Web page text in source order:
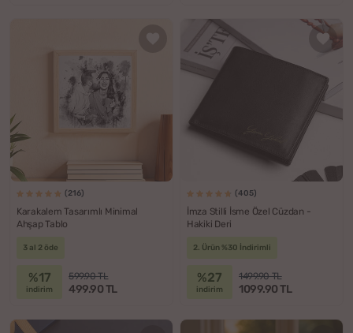
(216)
Karakalem Tasarımlı Minimal
Ahşap Tablo
3 al 2 öde
%17
indirim
599.90 TL
499.90 TL
(405)
İmza Stilli İsme Özel Cüzdan -
Hakiki Deri
2. Ürün %30 İndirimli
%27
indirim
1499.90 TL
1099.90 TL